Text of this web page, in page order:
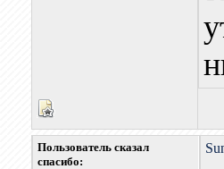
Пользователь сказал
cпасибо: